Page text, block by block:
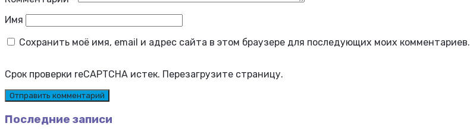
Имя
Сохранить моё имя, email и адрес сайта в этом браузере для последующих моих комментариев.
Срок проверки reCAPTCHA истек. Перезагрузите страницу.
Последние записи